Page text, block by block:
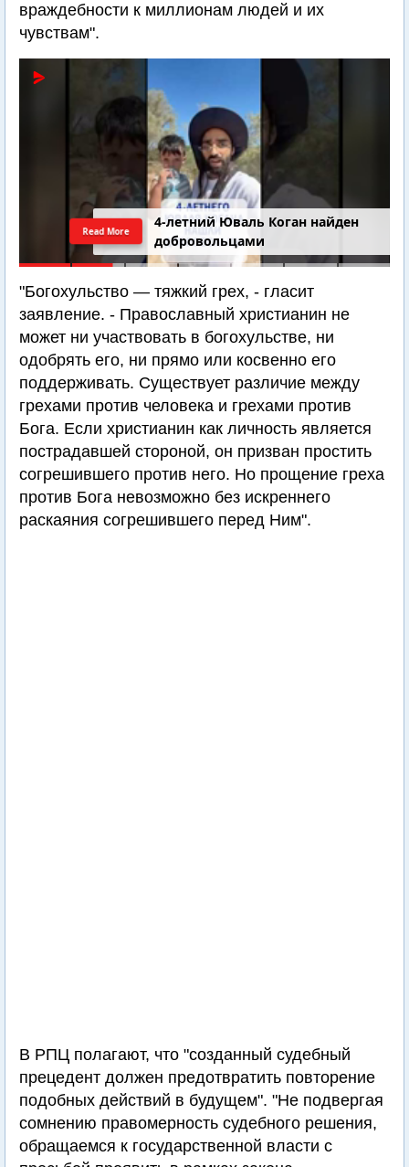
враждебности к миллионам людей и их
чувствам".
4-летний Юваль Коган найден
добровольцами
Read More
"Богохульство — тяжкий грех, - гласит
заявление. - Православный христианин не
может ни участвовать в богохульстве, ни
одобрять его, ни прямо или косвенно его
поддерживать. Существует различие между
грехами против человека и грехами против
Бога. Если христианин как личность является
пострадавшей стороной, он призван простить
согрешившего против него. Но прощение греха
против Бога невозможно без искреннего
раскаяния согрешившего перед Ним".
В РПЦ полагают, что "созданный судебный
прецедент должен предотвратить повторение
подобных действий в будущем". "Не подвергая
сомнению правомерность судебного решения,
обращаемся к государственной власти с